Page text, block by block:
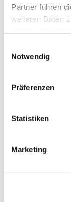
Partner führen
weiteren Daten
Notwendig
Präferenzen
Statistiken
Marketing